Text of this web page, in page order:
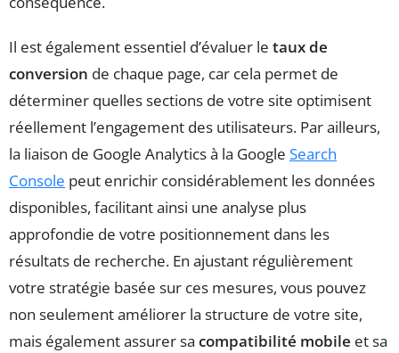
Il est également essentiel d’évaluer le taux de
conversion de chaque page, car cela permet de
déterminer quelles sections de votre site optimisent
réellement l’engagement des utilisateurs. Par ailleurs,
la liaison de Google Analytics à la Google Search
Console peut enrichir considérablement les données
disponibles, facilitant ainsi une analyse plus
approfondie de votre positionnement dans les
résultats de recherche. En ajustant régulièrement
votre stratégie basée sur ces mesures, vous pouvez
non seulement améliorer la structure de votre site,
mais également assurer sa compatibilité mobile et sa